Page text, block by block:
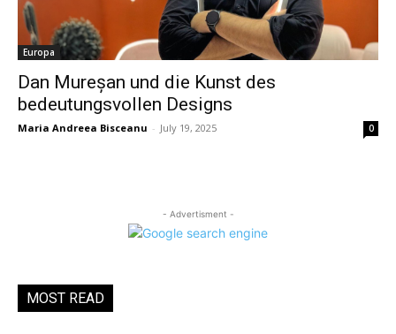
Europa
Dan Mureșan und die Kunst des
bedeutungsvollen Designs
Maria Andreea Bisceanu - July 19, 2025 0
- Advertisment -
MOST READ